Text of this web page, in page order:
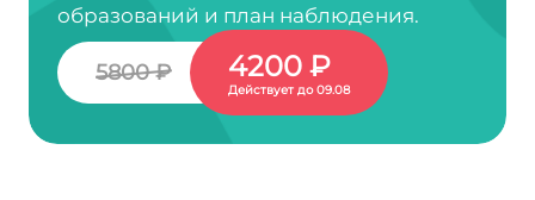
образований и план наблюдения.
5800 ₽ 4200 ₽
Действует до 09.08